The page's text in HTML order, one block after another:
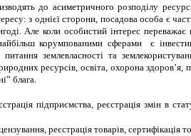
до асиметричного розподілу
з однієї сторони, посадова особа є
Але коли особистий інтерес
корумпованими сферами є
землевласності та
ресурсів, освіта, охорона
” блага.
підприємства, реєстрація змін в
реєстрація товарів, сертифікація